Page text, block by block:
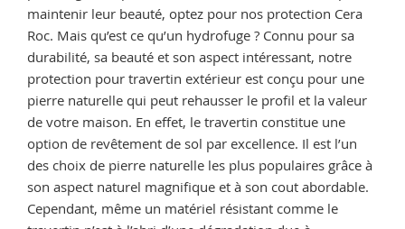
maintenir leur beauté, optez pour nos protection Cera
Roc. Mais qu’est ce qu’un hydrofuge ? Connu pour sa
durabilité, sa beauté et son aspect intéressant, notre
protection pour travertin extérieur est conçu pour une
pierre naturelle qui peut rehausser le profil et la valeur
de votre maison. En effet, le travertin constitue une
option de revêtement de sol par excellence. Il est l’un
des choix de pierre naturelle les plus populaires grâce à
son aspect naturel magnifique et à son cout abordable.
Cependant, même un matériel résistant comme le